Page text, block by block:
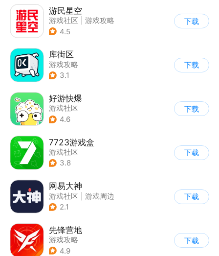
游民星空
游戏社区
游戏攻略
4.5
下载
库街区
游戏攻略
3.1
下载
好游快爆
游戏社区
4.6
下载
7723游戏盒
游戏社区
3.8
下载
网易大神
游戏社区
游戏周边
2.1
下载
先锋营地
游戏攻略
4.9
下载